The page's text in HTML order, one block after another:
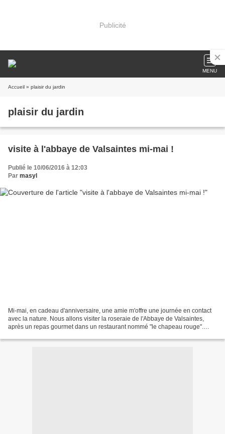
Publicité
MENU
Accueil » plaisir du jardin
plaisir du jardin
visite à l'abbaye de Valsaintes mi-mai !
Publié le 10/06/2016 à 12:03
Par masyl
Mi-mai, en cadeau d'anniversaire, une amie m'offre une journée en contact
avec la nature. Nous allons visiter la roseraie de l'Abbaye de Valsaintes,
après un repas gourmet dans un restaurant nommé "le chapeau rouge".